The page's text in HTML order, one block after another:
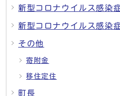
新型コロナウイルス感染
新型コロナウイルス感染
その他
寄附金
移住定住
町長